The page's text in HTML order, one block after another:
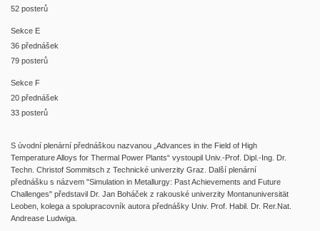
52 posterů
Sekce E
36 přednášek
79 posterů
Sekce F
20 přednášek
33 posterů
S úvodní plenární přednáškou nazvanou „Advances in the Field of High
Temperature Alloys for Thermal Power Plants“ vystoupil Univ.-Prof. Dipl.-Ing. Dr.
Techn. Christof Sommitsch z Technické univerzity Graz. Další plenární
přednášku s názvem "Simulation in Metallurgy: Past Achievements and Future
Challenges" představil Dr. Jan Boháček z rakouské univerzity Montanuniversität
Leoben, kolega a spolupracovník autora přednášky Univ. Prof. Habil. Dr. Rer.Nat.
Andrease Ludwiga.